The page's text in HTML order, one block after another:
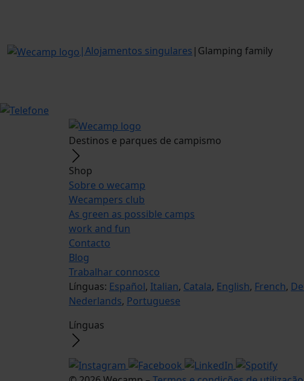
|Alojamentos singulares | Glamping family
Destinos e parques de campismo
Shop
Sobre o wecamp
Wecampers club
As green as possible camps
work and fun
Contacto
Blog
Trabalhar connosco
Línguas: Español, Italian, Catala, English, French,
Nederlands, Portuguese
Línguas